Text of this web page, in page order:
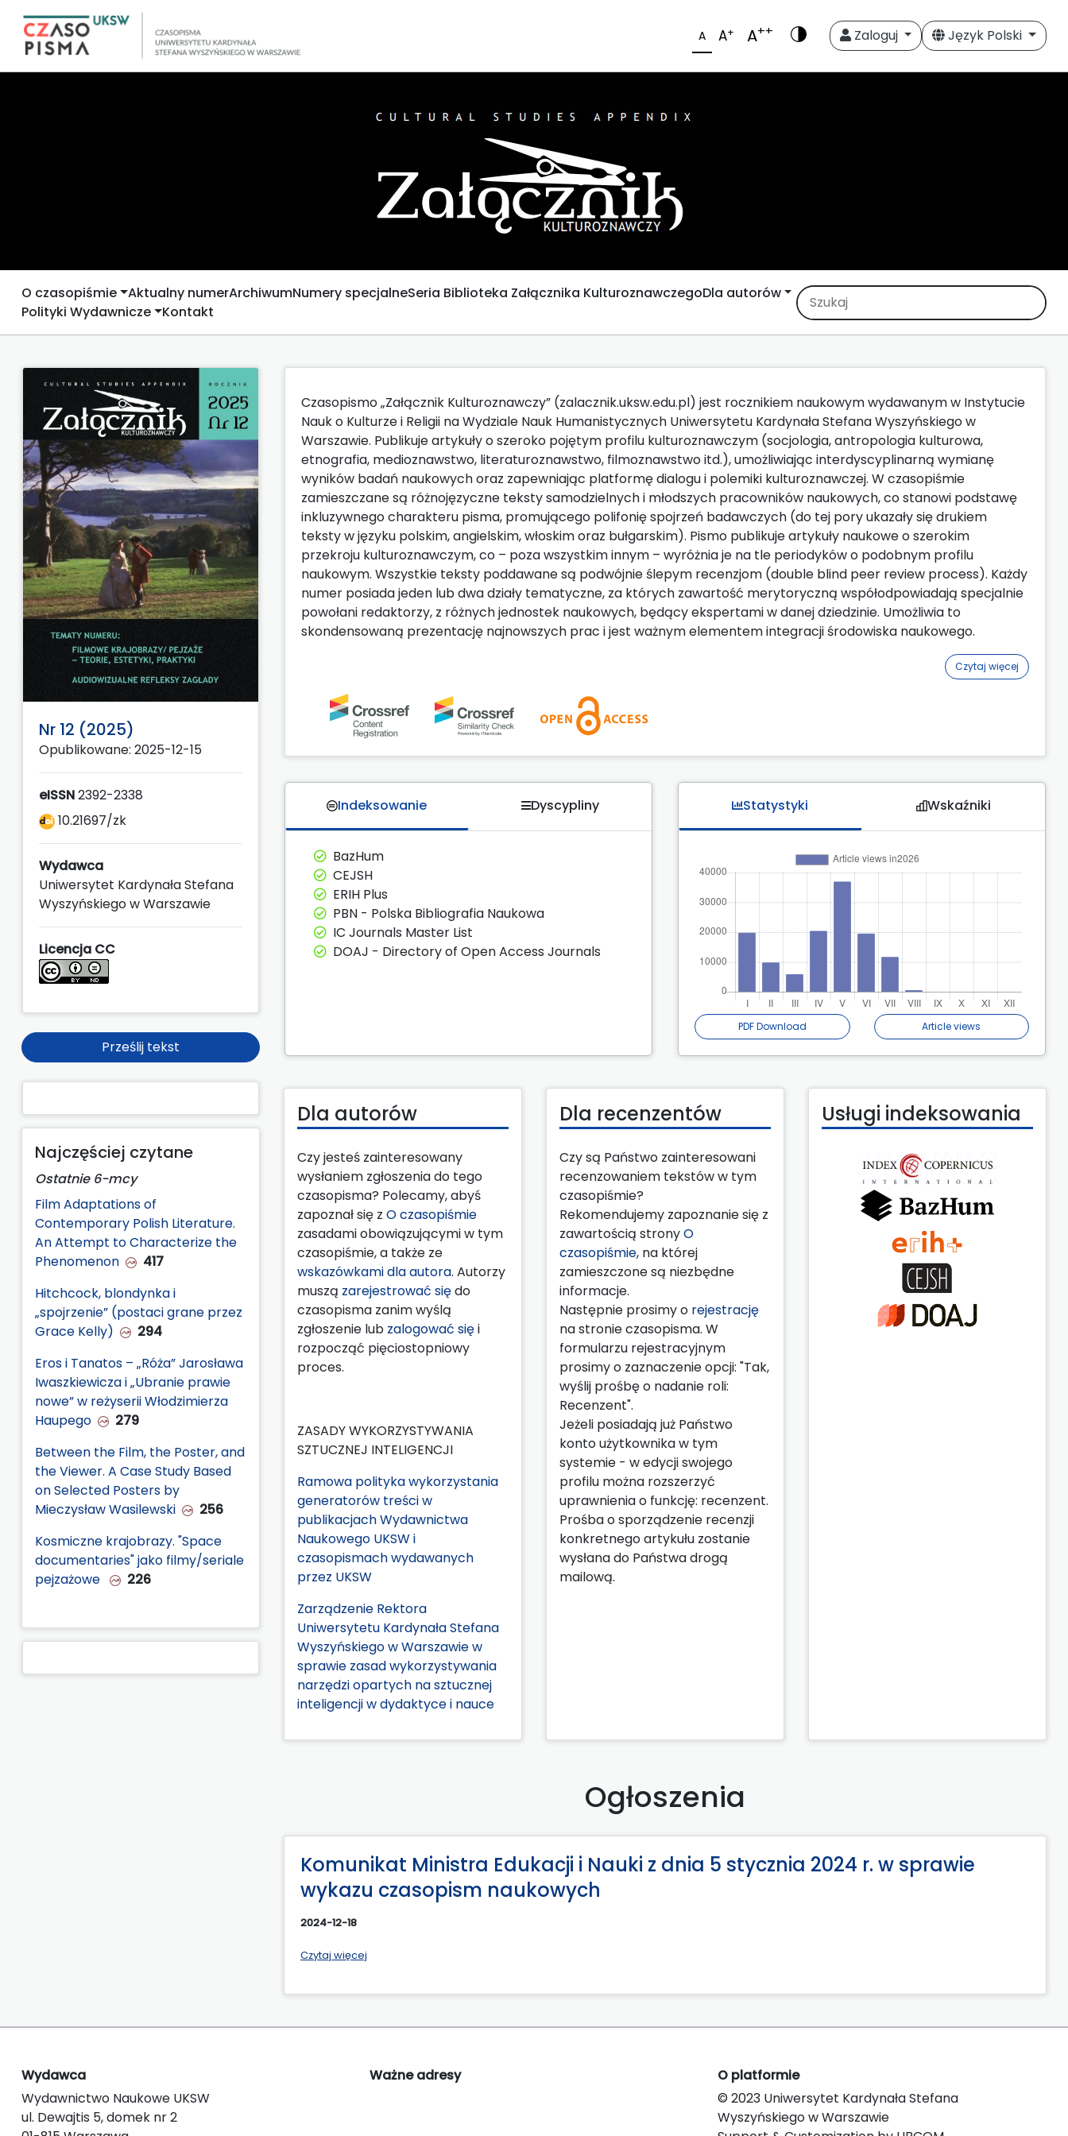
A A+ A++ Zaloguj Język Polski
O czasopiśmie Aktualny numerArchiwumNumery specjalneSeria Biblioteka Załącznika KulturoznawczegoDla autorów
Polityki Wydawnicze Kontakt
Nr 12 (2025)
Opublikowane: 2025-12-15
eISSN2392-2338
10.21697/zk
Wydawca
Uniwersytet Kardynała Stefana
Wyszyńskiego w Warszawie
Licencja CC
Prześlij tekst
Najczęściej czytane
Ostatnie 6-mcy
Film Adaptations of
Contemporary Polish Literature.
An Attempt to Characterize the
Phenomenon
417
Hitchcock, blondynka i
„spojrzenie” (postaci grane przez
Grace Kelly)
294
Eros i Tanatos – „Róża” Jarosława
Iwaszkiewicza i „Ubranie prawie
nowe” w reżyserii Włodzimierza
Haupego
279
Between the Film, the Poster, and
the Viewer. A Case Study Based
on Selected Posters by
Mieczysław Wasilewski
256
Kosmiczne krajobrazy. "Space
documentaries" jako filmy/seriale
pejzażowe
226
Czasopismo „Załącznik Kulturoznawczy” (zalacznik.uksw.edu.pl) jest rocznikiem naukowym wydawanym w Instytucie
Nauk o Kulturze i Religii na Wydziale Nauk Humanistycznych Uniwersytetu Kardynała Stefana Wyszyńskiego w
Warszawie. Publikuje artykuły o szeroko pojętym profilu kulturoznawczym (socjologia, antropologia kulturowa,
etnografia, medioznawstwo, literaturoznawstwo, filmoznawstwo itd.), umożliwiając interdyscyplinarną wymianę
wyników badań naukowych oraz zapewniając platformę dialogu i polemiki kulturoznawczej. W czasopiśmie
zamieszczane są różnojęzyczne teksty samodzielnych i młodszych pracowników naukowych, co stanowi podstawę
inkluzywnego charakteru pisma, promującego polifonię spojrzeń badawczych (do tej pory ukazały się drukiem
teksty w języku polskim, angielskim, włoskim oraz bułgarskim). Pismo publikuje artykuły naukowe o szerokim
przekroju kulturoznawczym, co – poza wszystkim innym – wyróżnia je na tle periodyków o podobnym profilu
naukowym. Wszystkie teksty poddawane są podwójnie ślepym recenzjom (double blind peer review process). Każdy
numer posiada jeden lub dwa działy tematyczne, za których zawartość merytoryczną współodpowiadają specjalnie
powołani redaktorzy, z różnych jednostek naukowych, będący ekspertami w danej dziedzinie. Umożliwia to
skondensowaną prezentację najnowszych prac i jest ważnym elementem integracji środowiska naukowego.
Czytaj więcej
Indeksowanie Dyscypliny
BazHum
CEJSH
ERIH Plus
PBN - Polska Bibliografia Naukowa
IC Journals Master List
DOAJ - Directory of Open Access Journals
Statystyki Wskaźniki
PDF Download Article views
Dla autorów
Czy jesteś zainteresowany
wysłaniem zgłoszenia do tego
czasopisma? Polecamy, abyś
zapoznał się z O czasopiśmie
zasadami obowiązującymi w tym
czasopiśmie, a także ze
wskazówkami dla autora. Autorzy
muszą zarejestrować siędo
czasopisma zanim wyślą
zgłoszenie lub zalogować sięi
rozpocząć pięciostopniowy
proces.
ZASADY WYKORZYSTYWANIA
SZTUCZNEJ INTELIGENCJI
Ramowa polityka wykorzystania
generatorów treści w
publikacjach Wydawnictwa
Naukowego UKSW i
czasopismach wydawanych
przez UKSW
Zarządzenie Rektora
Uniwersytetu Kardynała Stefana
Wyszyńskiego w Warszawie w
sprawie zasad wykorzystywania
narzędzi opartych na sztucznej
inteligencji w dydaktyce i nauce
Dla recenzentów
Czy są Państwo zainteresowani
recenzowaniem tekstów w tym
czasopiśmie?
Rekomendujemy zapoznanie się z
zawartością stronyO
czasopiśmie, na której
zamieszczone są niezbędne
informacje.
Następnie prosimy o rejestrację
na stronie czasopisma. W
formularzu rejestracyjnym
prosimy o zaznaczenie opcji: "Tak,
wyślij prośbę o nadanie roli:
Recenzent".
Jeżeli posiadają już Państwo
konto użytkownika w tym
systemie - w edycji swojego
profilu można rozszerzyć
uprawnienia o funkcję: recenzent.
Prośba o sporządzenie recenzji
konkretnego artykułu zostanie
wysłana do Państwa drogą
mailową.
Usługi indeksowania
Ogłoszenia
Komunikat Ministra Edukacji i Nauki z dnia 5 stycznia 2024 r. w sprawie
wykazu czasopism naukowych
2024-12-18
Czytaj więcej
Wydawca
Wydawnictwo Naukowe UKSW
ul. Dewajtis 5, domek nr 2
Ważne adresy
O platformie
© 2023 Uniwersytet Kardynała Stefana
Wyszyńskiego w Warszawie